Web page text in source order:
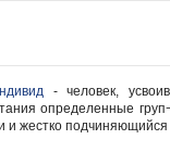
- человек,
определенные
и жестко